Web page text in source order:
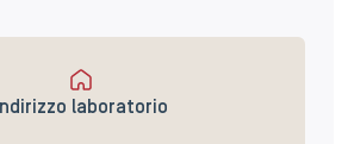
Indirizzo laboratorio